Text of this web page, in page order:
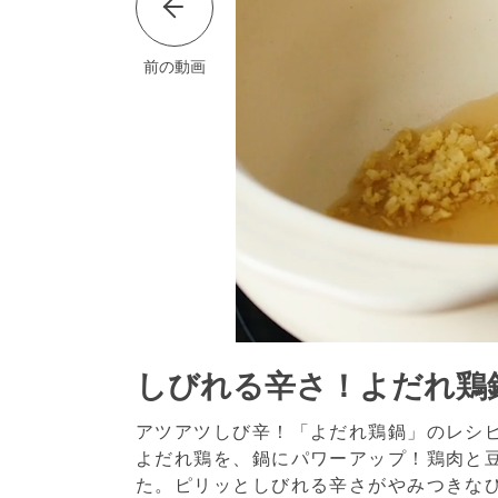
前の動画
しびれる辛さ！よだれ鶏
アツアツしび辛！「よだれ鶏鍋」のレシ
よだれ鶏を、鍋にパワーアップ！鶏肉と
た。ピリッとしびれる辛さがやみつきな